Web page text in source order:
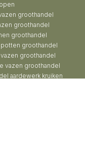
groothandel
groothandel
groothandel
potten groothandel
groothandel
vazen groothandel
aardewerk kruiken